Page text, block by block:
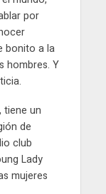
por
bonito a la
hombres. Y
tiene un
de
club
Lady
mujeres